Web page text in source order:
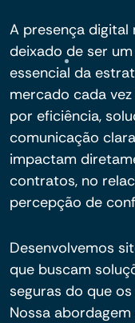
A presença digital
deixado de ser
essencial da
mercado cada
por eficiência,
comunicação
impactam
contratos, no
percepção de
Desenvolvemos
que buscam
seguras do que
Nossa